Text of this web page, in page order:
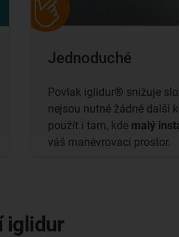
Jednoduché
Povlak iglidur® snižuje
nejsou nutné žádné další
použít i tam, kde malý
váš manévrovací prostor.
iglidur